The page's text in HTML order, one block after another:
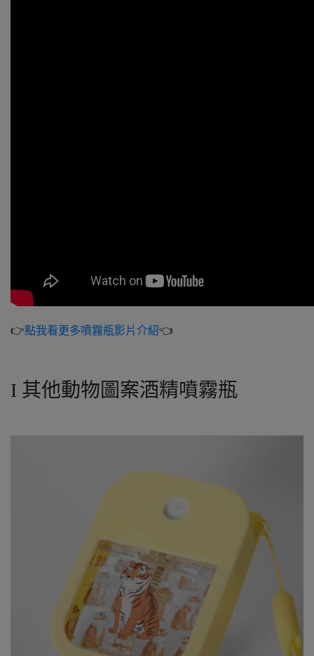
👉點我看更多噴霧瓶影片介紹👈
Ι 其他動物圖案酒精噴霧瓶